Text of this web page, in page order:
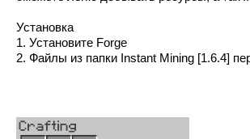
Установка
1. Установите Forge
2. Файлы из папки Instant Mining [1.6.4]